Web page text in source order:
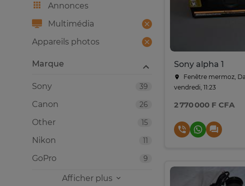
Sony alpha 1
Fenêtre mermoz,
vendredi, 11:23
2 770 000 F CFA
Annonces
Multimédia
Appareils photos
Marque
39
Sony
26
Canon
15
Other
11
Nikon
9
GoPro
Afficher plus